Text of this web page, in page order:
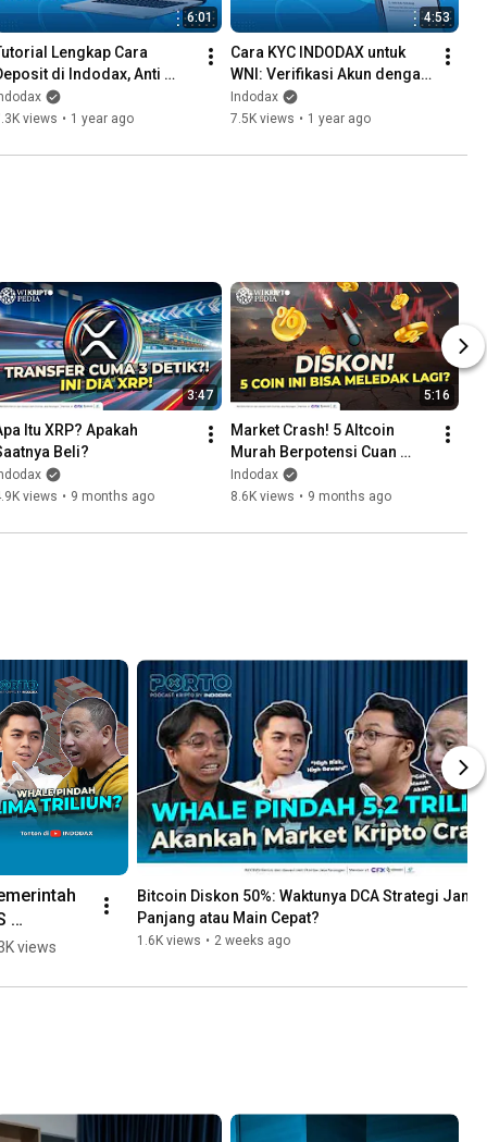
6:01
Lengkap Cara
di Indodax, Anti
views • 1 year ago
4:53
Cara KYC INDODAX untuk
WNI: Verifikasi Akun dengan
Mudah!
Indodax
7.5K views • 1 year ago
3:47
Itu XRP? Apakah
Beli?
views • 9 months ago
5:16
Market Crash! 5 Altcoin
Murah Berpotensi Cuan
Besar 2025
Indodax
8.6K views • 9 months ago
ke
views
Bitcoin Diskon 50%: Waktunya DCA Strategi
Panjang atau Main Cepat?
1.6K views • 2 weeks ago